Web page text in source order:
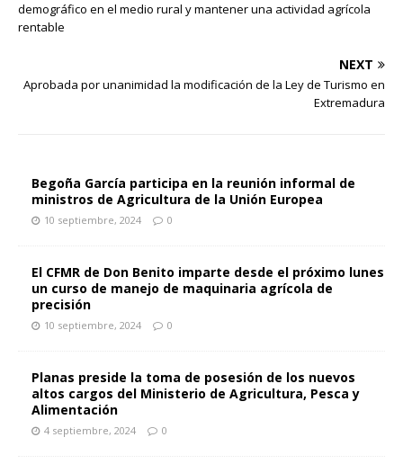
demográfico en el medio rural y mantener una actividad agrícola
rentable
NEXT
Aprobada por unanimidad la modificación de la Ley de Turismo en
Extremadura
Begoña García participa en la reunión informal de
ministros de Agricultura de la Unión Europea
10 septiembre, 2024 0
El CFMR de Don Benito imparte desde el próximo lunes
un curso de manejo de maquinaria agrícola de
precisión
10 septiembre, 2024 0
Planas preside la toma de posesión de los nuevos
altos cargos del Ministerio de Agricultura, Pesca y
Alimentación
4 septiembre, 2024 0